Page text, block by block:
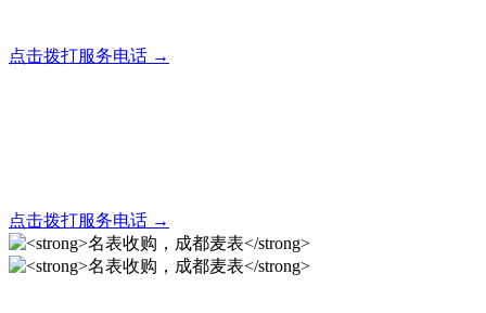
点击拨打服务电话 →
点击拨打服务电话 →